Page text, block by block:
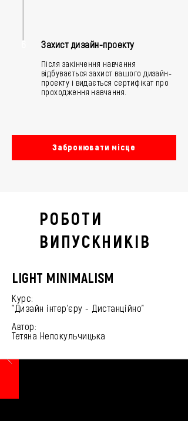
Захист дизайн-проекту
Після закінчення навчання
відбувається захист вашого дизайн-
проекту і видається сертифікат про
проходження навчання.
Забронювати місце
РОБОТИ
ВИПУСКНИКІВ
LIGHT MINIMALISM
Курс:
"Дизайн інтер'єру - Дистанційно"
Автор:
Тетяна Непокульчицька